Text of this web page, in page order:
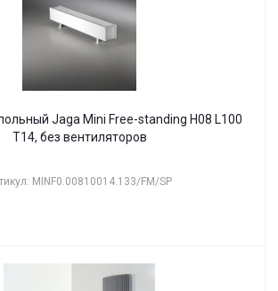
Jaga Mini Free-standing H08 L100
T14, без вентиляторов
MINF0.00810014.133/FM/SP